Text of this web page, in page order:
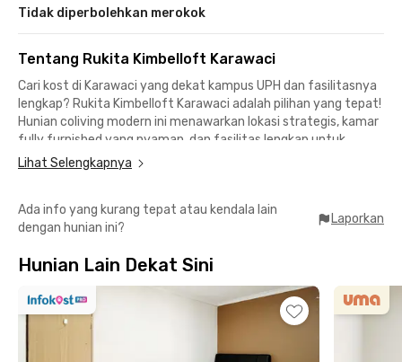
Tidak diperbolehkan merokok
Tentang Rukita Kimbelloft Karawaci
Cari kost di Karawaci yang dekat kampus UPH dan fasilitasnya
lengkap? Rukita Kimbelloft Karawaci adalah pilihan yang tepat!
Hunian coliving modern ini menawarkan lokasi strategis, kamar
fully furnished yang nyaman, dan fasilitas lengkap untuk
mendukung aktivitasmu.
🛍️ 8 menit ke Matahari Tower dan 14 menit ke Karawaci Office
Park
🛍️ 10 menit ke Supermal Karawaci dan 20 menit ke Tangcity
🚍 Dekat transportasi umum dan jalan utama untuk
memudahkan mobilitasmu ke berbagai tempat di Karawaci dan
Lihat Selengkapnya
Ada info yang kurang tepat atau kendala lain
dengan hunian ini?
Laporkan
Hunian Lain Dekat Sini